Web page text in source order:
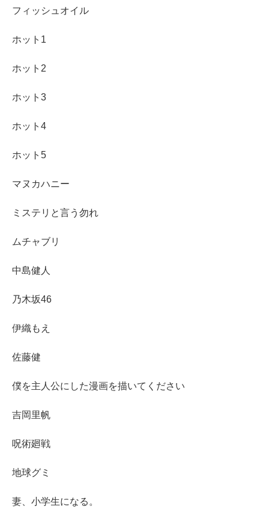
フィッシュオイル
ホット1
ホット2
ホット3
ホット4
ホット5
マヌカハニー
ミステリと言う勿れ
ムチャブリ
中島健人
乃木坂46
伊織もえ
佐藤健
僕を主人公にした漫画を描いてください
吉岡里帆
呪術廻戦
地球グミ
妻、小学生になる。